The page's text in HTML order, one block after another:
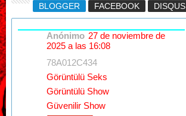
BLOGGER
FACEBOOK DISQUS
Anónimo 27 de noviembre de
2025 a las 16:08
78A012C434
Görüntülü Seks
Görüntülü Show
Güvenilir Show